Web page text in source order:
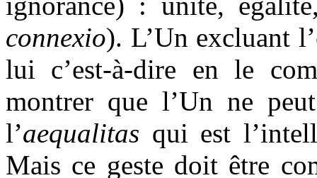
connexio). L’Un excluant
lui c’est-à-dire en le
montrer que l’Un ne
l’aequalitas qui est
Mais ce geste doit être